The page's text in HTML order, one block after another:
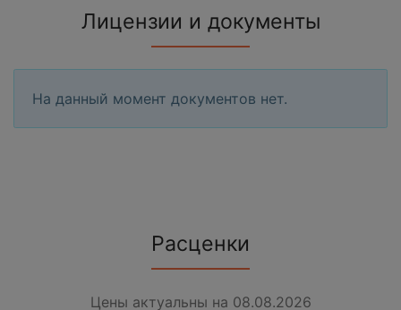
Лицензии и документы
На данный момент документов нет.
Расценки
Цены актуальны на 08.08.2026